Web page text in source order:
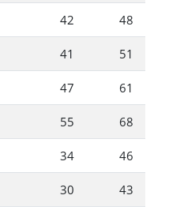
42 48
41 51
47 61
55 68
34 46
30 43